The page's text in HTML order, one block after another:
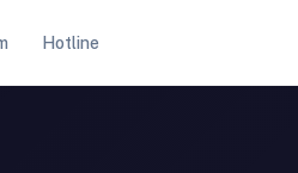
Hotline